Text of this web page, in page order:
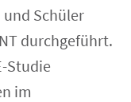
Schüler
durchgeführt.
Studie
im